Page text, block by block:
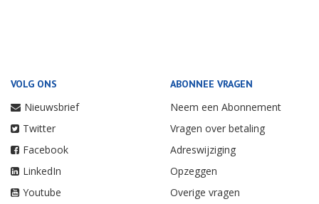
VOLG ONS
Nieuwsbrief
Twitter
Facebook
LinkedIn
Youtube
ABONNEE VRAGEN
Neem een Abonnement
Vragen over betaling
Adreswijziging
Opzeggen
Overige vragen